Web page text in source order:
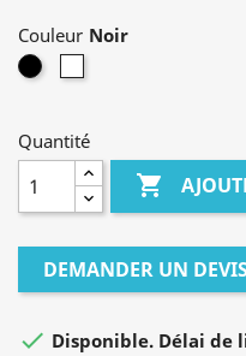
Couleur
Noir
Quantité

DEMANDER UN
 Disponible. Délai de